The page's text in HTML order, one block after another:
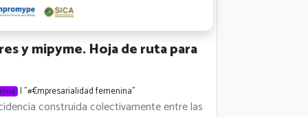
y mipyme. Hoja de ruta para
| "#€mpresarialidad femenina"
construida colectivamente entre las